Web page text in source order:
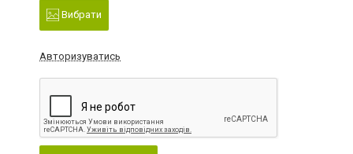
Вибрати
Авторизуватись